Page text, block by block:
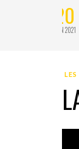
20
JAN 2021